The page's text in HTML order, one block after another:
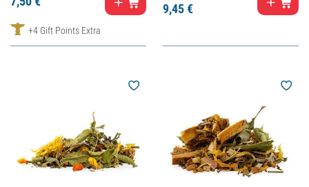
+4 Gift Points Extra
9,45€